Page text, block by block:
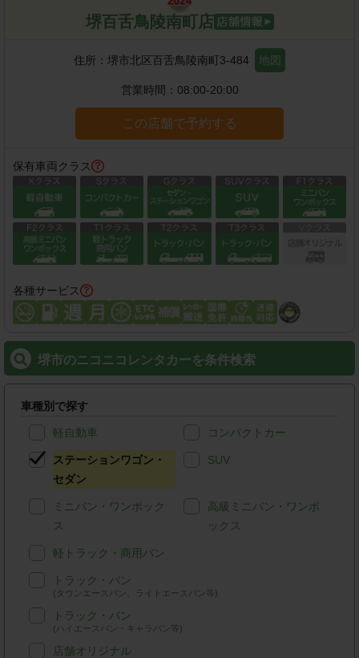
堺百舌鳥陵南町店
住所： 堺市北区百舌鳥陵南町3-484 地図
営業時間： 08:00-20:00
この店舗で予約する
保有車両クラス
各種サービス
堺市のニコニコレンタカーを条件検索
車種別で探す
軽自動車 コンパクトカー
ステーションワゴン・
セダン
SUV
ミニバン・ワンボック
ス
高級ミニバン・ワンボ
ックス
軽トラック・商用バン
トラック・バン
(タウンエースバン、ライトエースバン等)
トラック・バン
(ハイエースバン・キャラバン等)
店舗オリジナル